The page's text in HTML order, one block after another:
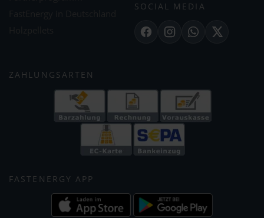
SOCIAL MEDIA
FacebookInstagramWhatsApp
X
ZAHLUNGSARTEN
FASTENERGY APP